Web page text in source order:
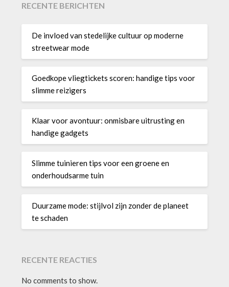
RECENTE BERICHTEN
De invloed van stedelijke cultuur op moderne
streetwear mode
Goedkope vliegtickets scoren: handige tips voor
slimme reizigers
Klaar voor avontuur: onmisbare uitrusting en
handige gadgets
Slimme tuinieren tips voor een groene en
onderhoudsarme tuin
Duurzame mode: stijlvol zijn zonder de planeet
te schaden
RECENTE REACTIES
No comments to show.